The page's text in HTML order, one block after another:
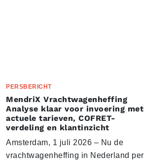
PERSBERICHT
MendriX Vrachtwagenheffing
Analyse klaar voor invoering met
actuele tarieven, COFRET-
verdeling en klantinzicht
Amsterdam, 1 juli 2026 – Nu de
vrachtwagenheffing in Nederland per